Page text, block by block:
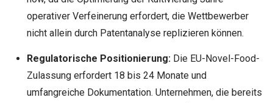
operativer Verfeinerung erfordert, die Wettbewerber
nicht allein durch Patentanalyse replizieren können.
Regulatorische Positionierung:Die EU-Novel-Food-
Zulassung erfordert 18 bis 24 Monate und
umfangreiche Dokumentation. Unternehmen, die bereits